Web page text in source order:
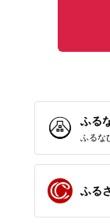
ふる
ふるな
ふる